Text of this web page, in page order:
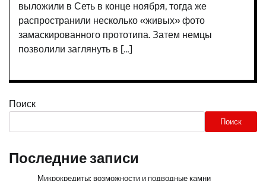
выложили в Сеть в конце ноября, тогда же
распространили несколько «живых» фото
замаскированного прототипа. Затем немцы
позволили заглянуть в […]
Поиск
Поиск
Последние записи
Микрокредиты: возможности и подводные камни